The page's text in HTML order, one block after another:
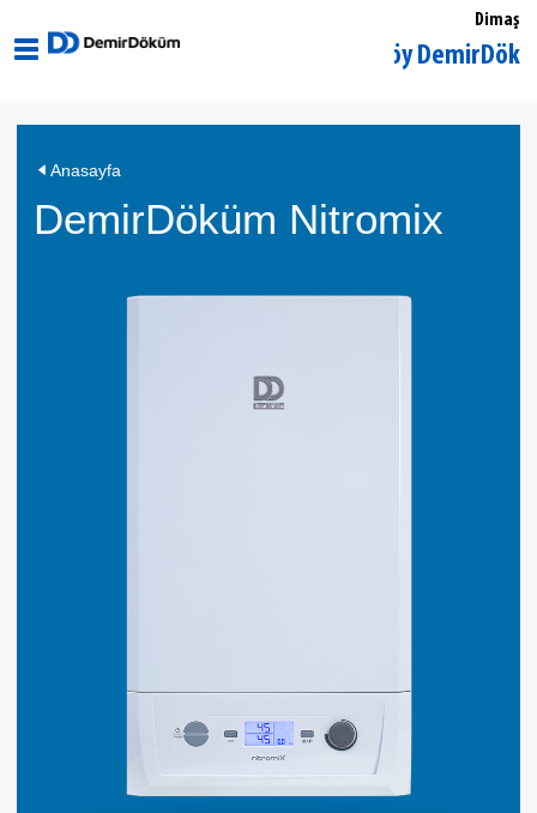
Dimaş
İstanbul Kadıköy DemirDöküm
Anasayfa
DemirDöküm Nitromix
DemirDöküm